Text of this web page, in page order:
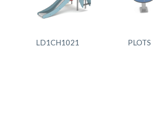
LD1CH1021